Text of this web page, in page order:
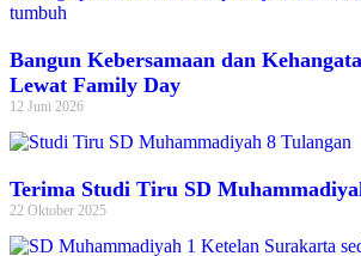
Bangun Kebersamaan dan
Lewat Family Day
12 Juni 2026
Terima Studi Tiru SD
22 Oktober 2025